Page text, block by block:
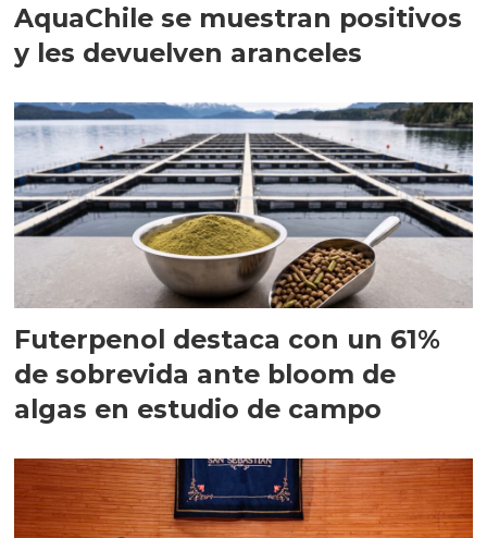
AquaChile se muestran positivos
y les devuelven aranceles
Futerpenol destaca con un 61%
de sobrevida ante bloom de
algas en estudio de campo